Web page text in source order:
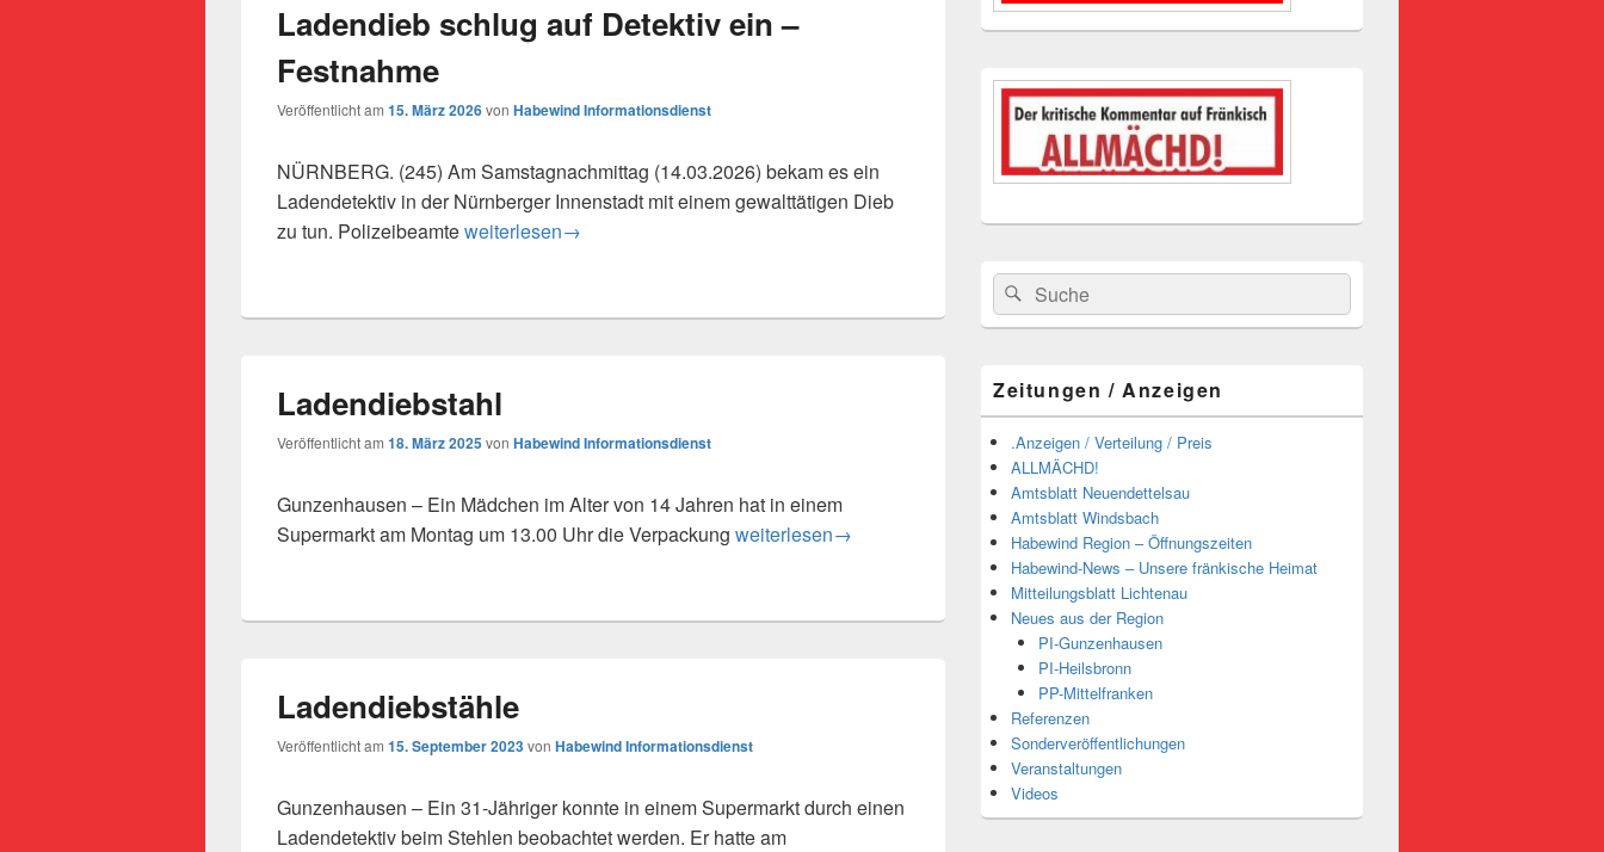
Ladendieb schlug auf Detektiv ein –
Festnahme
Veröffentlicht am 15. März 2026von Habewind Informationsdienst
NÜRNBERG. (245) Am Samstagnachmittag (14.03.2026) bekam es ein
Ladendetektiv in der Nürnberger Innenstadt mit einem gewalttätigen Dieb
zu tun. PolizeibeamteLadendieb schlug auf Detektiv ein – Festnahme
weiterlesen→
Ladendiebstahl
Veröffentlicht am 18. März 2025von Habewind Informationsdienst
Gunzenhausen – Ein Mädchen im Alter von 14 Jahren hat in einem
Supermarkt am Montag um 13.00 Uhr die Verpackung Ladendiebstahl
weiterlesen→
Ladendiebstähle
Veröffentlicht am 15. September 2023von Habewind Informationsdienst
Gunzenhausen – Ein 31-Jähriger konnte in einem Supermarkt durch einen
Ladendetektiv beim Stehlen beobachtet werden. Er hatte am
Suchen
nach:
Suchen
Zeitungen / Anzeigen
.Anzeigen / Verteilung / Preis
ALLMÄCHD!
Amtsblatt Neuendettelsau
Amtsblatt Windsbach
Habewind Region – Öffnungszeiten
Habewind-News – Unsere fränkische Heimat
Mitteilungsblatt Lichtenau
Neues aus der Region
PI-Gunzenhausen
PI-Heilsbronn
PP-Mittelfranken
Referenzen
Sonderveröffentlichungen
Veranstaltungen
Videos